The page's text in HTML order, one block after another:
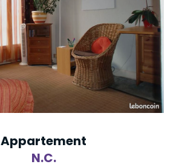
Appartement
N.C.